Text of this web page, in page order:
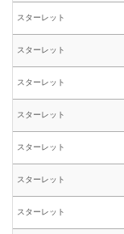
スターレット
スターレット
スターレット
スターレット
スターレット
スターレット
スターレット